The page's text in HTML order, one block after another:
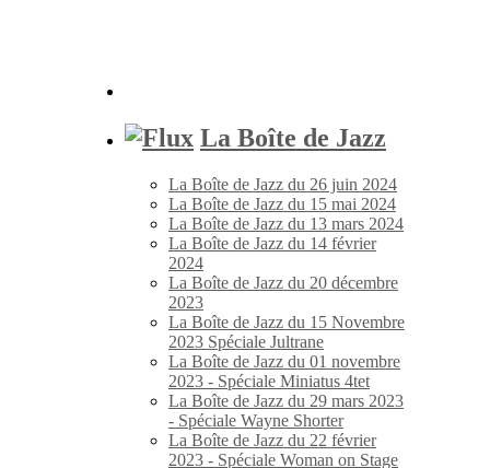
La Boîte de Jazz
La Boîte de Jazz du 26 juin 2024
La Boîte de Jazz du 15 mai 2024
La Boîte de Jazz du 13 mars 2024
La Boîte de Jazz du 14 février
2024
La Boîte de Jazz du 20 décembre
2023
La Boîte de Jazz du 15 Novembre
2023 Spéciale Jultrane
La Boîte de Jazz du 01 novembre
2023 - Spéciale Miniatus 4tet
La Boîte de Jazz du 29 mars 2023
- Spéciale Wayne Shorter
La Boîte de Jazz du 22 février
2023 - Spéciale Woman on Stage